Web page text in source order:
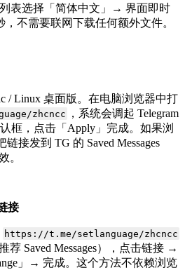
表选择「简体中文」→ 界面即时
不需要联网下载任何额外文件。
Linux 桌面版。在电脑浏览器中打
zhcncc
，系统会调起 Telegram
框，点击「Apply」完成。如果浏
接发到 TG 的 Saved Messages
。
接
https://t.me/setlanguage/zhcncc
荐 Saved Messages），点击链接 →
」→ 完成。这个方法不依赖浏览